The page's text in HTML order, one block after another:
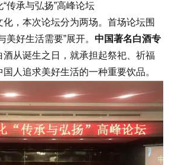
承与弘扬”高峰论坛
本次论坛分为两场。首场论坛围
美好生活需要”展开。 中国著名白酒专
酒从诞生之日，就承担起祭祀、祈福
人追求美好生活的一种重要饮品。